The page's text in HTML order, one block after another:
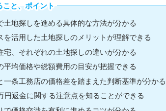
こと、ポイント
土地探しを進める具体的な方法が分かる
を活用した土地探しのメリットが理解できる
宅、それぞれの土地探しの違いが分かる
平均価格や総額費用の目安が把握できる
一条工務店の価格差を踏まえた判断基準が分かる
円返金に関する注意点を知ることができる